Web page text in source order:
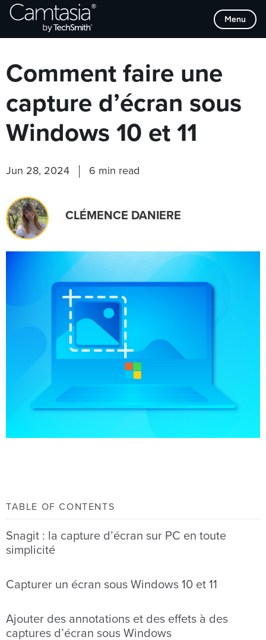
Passer
directement
Menu
Browse Categories
Comment faire une
capture d’écran sous
Windows 10 et 11
Jun 28, 2024 6 min read
CLÉMENCE DANIERE
TABLE OF CONTENTS
Snagit : la capture d’écran sur PC en toute
simplicité
Capturer un écran sous Windows 10 et 11
Ajouter des annotations et des effets à des
captures d’écran sous Windows